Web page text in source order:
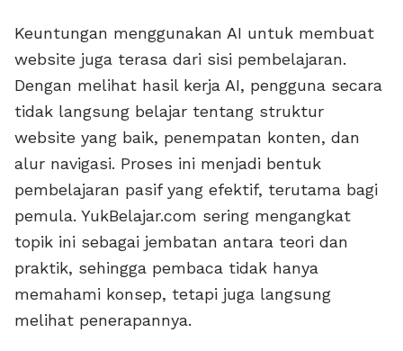
Keuntungan menggunakan AI untuk membuat
website juga terasa dari sisi pembelajaran.
Dengan melihat hasil kerja AI, pengguna secara
tidak langsung belajar tentang struktur
website yang baik, penempatan konten, dan
alur navigasi. Proses ini menjadi bentuk
pembelajaran pasif yang efektif, terutama bagi
pemula. YukBelajar.com sering mengangkat
topik ini sebagai jembatan antara teori dan
praktik, sehingga pembaca tidak hanya
memahami konsep, tetapi juga langsung
melihat penerapannya.